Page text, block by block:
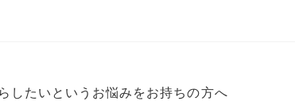
したいというお悩みをお持ちの方へ